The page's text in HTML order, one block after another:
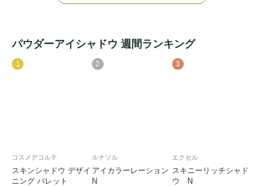
パウダーアイシャドウ 週間ランキング
1
コスメデコルテ
スキンシャドウ デザイ
ニング パレット
2
ルナソル
アイカラーレーション
N
3
エクセル
スキニーリッチシャド
ウ N